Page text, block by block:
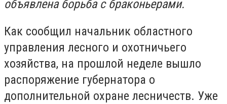
объявлена борьба с браконьерами.
Как сообщил начальник областного
управления лесного и охотничьего
хозяйства, на прошлой неделе вышло
распоряжение губернатора о
дополнительной охране лесничеств. Уже